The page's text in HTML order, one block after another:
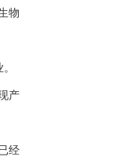
物
产
经